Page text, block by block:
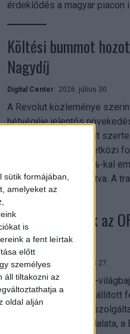
sütik formájában,
amelyeket az
is
a fent leírtak
előtt
személyes
áll tiltakozni az
a
oldal alján
érdeklődés a magyar piacon
Költési bummot
Nagydíj
Digital Center 2026. július 30.
A Revolut közleménye
hétvégéje jelentős
aktivitásban Budapest
kiderül, hogy a nemzetközi
versenyhétvégén 26%-kal
hétvégéhez viszonyítva. A
Rekordok dőltek az
mindent vitt
Digital Center 2026. július 27.
A 2026-os labdarúgó-
streamingrekordokat állított
közszolgálati
technológiai leányvállalata,